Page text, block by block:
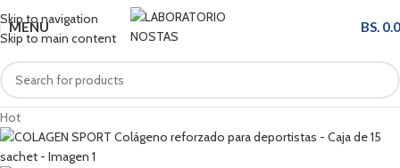
Skip to navigation
Skip to main content
MENU BS.
Hot